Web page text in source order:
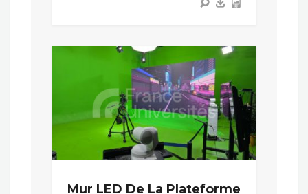
Mur LED De La Plateforme